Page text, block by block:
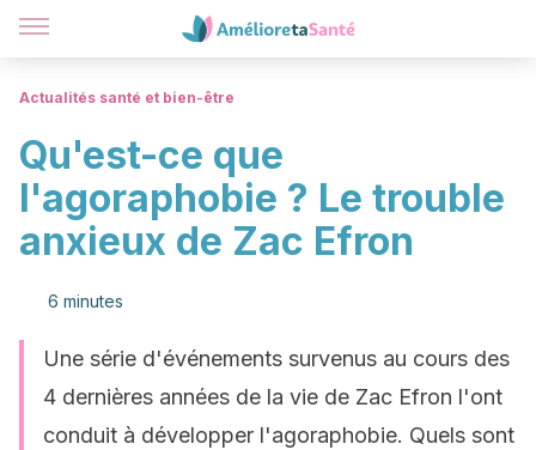
Actualités santé et bien-être
Qu'est-ce que
l'agoraphobie ? Le trouble
anxieux de Zac Efron
6 minutes
Une série d'événements survenus au cours des
4 dernières années de la vie de Zac Efron l'ont
conduit à développer l'agoraphobie. Quels sont